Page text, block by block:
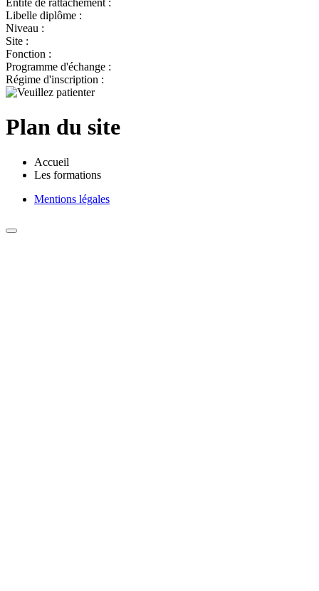
Entité de rattachement :
Libelle diplôme :
Niveau :
Site :
Fonction :
Programme d'échange :
Régime d'inscription :
Plan du site
Accueil
Les formations
Mentions légales